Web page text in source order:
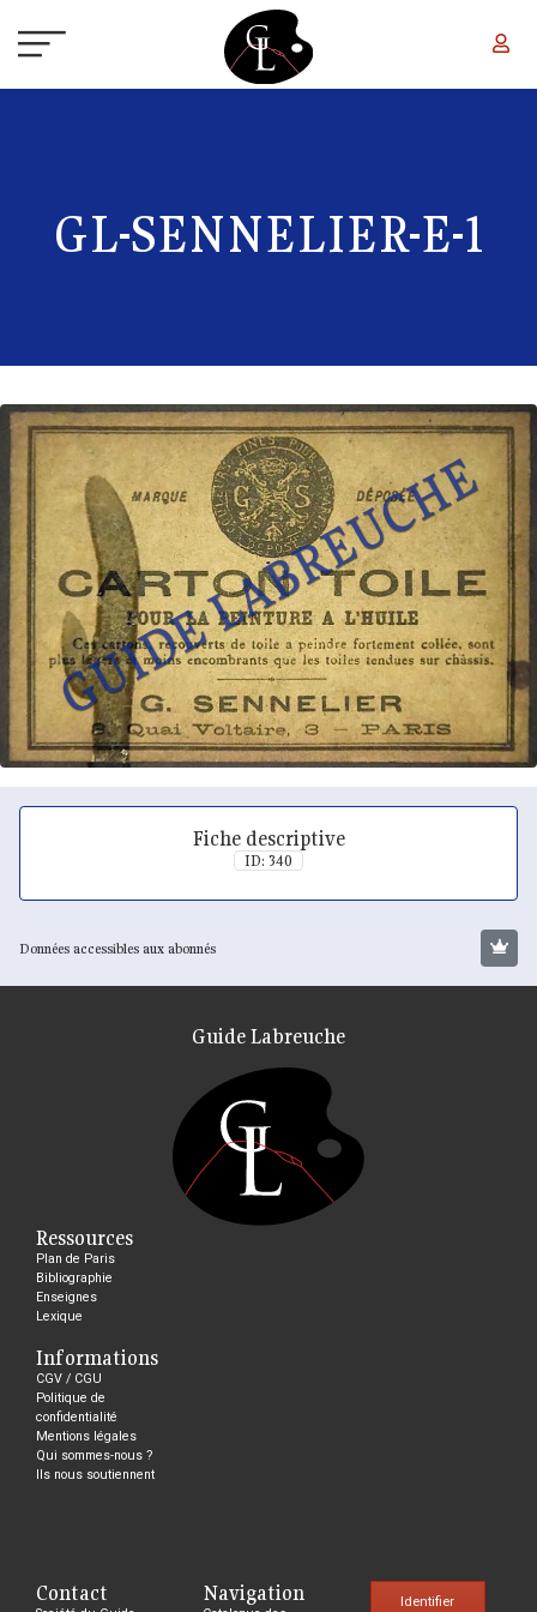
GL-SENNELIER-E-1
Fiche descriptive
ID: 340
Données accessibles aux abonnés
Guide Labreuche
Ressources
Plan de Paris
Bibliographie
Enseignes
Lexique
Informations
CGV / CGU
Politique de
confidentialité
Mentions légales
Qui sommes-nous ?
Ils nous soutiennent
Contact Navigation Identifier